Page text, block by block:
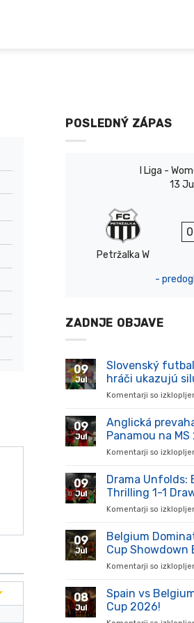
POSLEDNÝ ZÁPAS
I Liga -
13
Petržalka W
0
-
ZADNJE OBJAVE
09
Jul
Slovenský
hráči ukazujú
Komentarji so
09
Jul
Anglická
Panamou na
Komentarji so
09
Jul
Drama Unfolds:
Thrilling 1-1
Komentarji so
09
Jul
Belgium
Cup Showdown
Komentarji so
08
Jul
Spain vs
Cup 2026!